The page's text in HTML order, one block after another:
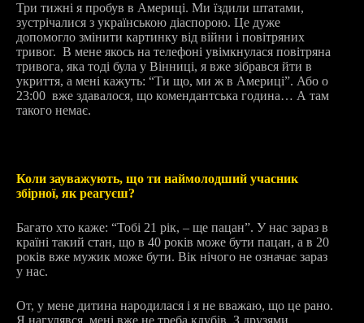
Три тижні я пробув в Америці. Ми їздили штатами,
зустрічалися з українською діаспорою. Це дуже
допомогло змінити картинку від війни і повітряних
тривог. В мене якось на телефоні увімкнулася повітряна
тривога, яка тоді була у Вінниці, я вже зібрався йти в
укриття, а мені кажуть: “Ти що, ми ж в Америці”. Або о
23:00 вже здавалося, що комендантська година… А там
такого немає.
Коли зауважують, що ти наймолодший учасник
збірної, як реагуєш?
Багато хто каже: “Тобі 21 рік, – ще пацан”. У нас зараз в
країні такий стан, що в 40 років може бути пацан, а в 20
років вже мужик може бути. Вік нічого не означає зараз
у нас.
От, у мене дитина народилася і я не вважаю, що це рано.
Я нагулявся, мені вже не треба клубів. З друзями